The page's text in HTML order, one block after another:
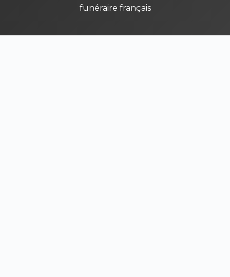
funéraire français